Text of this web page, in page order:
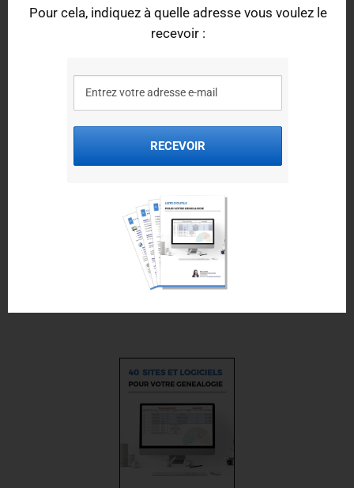
Retrouver une ancienne commune de Guyane
commune de Guyane qui a disparu, ou qui a changé de nom :
liste des communes actuelles de Guyane
pour retrouver vos ancêtresdepuisce lien, en indiquant à quelle
adresse vous souhaitez le recevoir.
Pour cela, indiquez à quelle adresse vous voulez le
recevoir :
RECEVOIR